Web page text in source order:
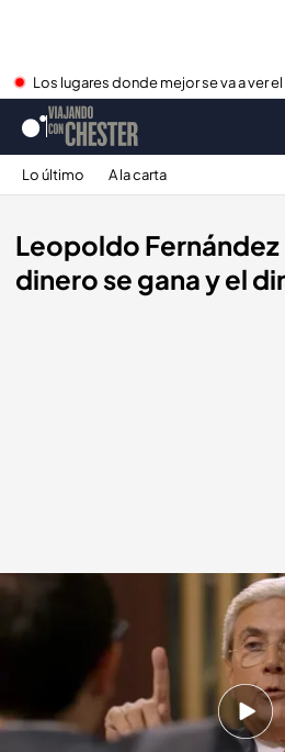
Los lugares donde mejor se va a ver
Lo último A la carta
Leopoldo Fernández
dinero se gana y el
30 NOV 2014 - 23:16h.
Compartir